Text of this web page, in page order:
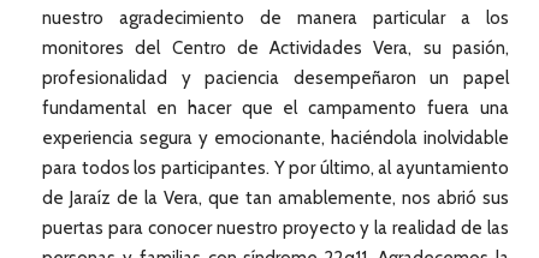
nuestro agradecimiento de manera particular a los
monitores del Centro de Actividades Vera, su pasión,
profesionalidad y paciencia desempeñaron un papel
fundamental en hacer que el campamento fuera una
experiencia segura y emocionante, haciéndola inolvidable
para todos los participantes. Y por último, al ayuntamiento
de Jaraíz de la Vera, que tan amablemente, nos abrió sus
puertas para conocer nuestro proyecto y la realidad de las